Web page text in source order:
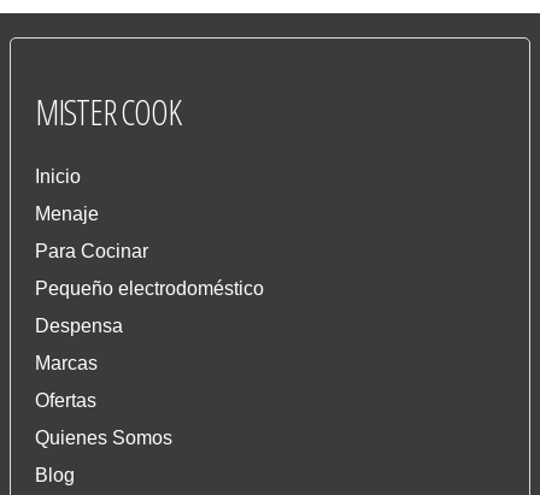
MISTERCOOK
Inicio
Menaje
Para Cocinar
Pequeño electrodoméstico
Despensa
Marcas
Ofertas
Quienes Somos
Blog